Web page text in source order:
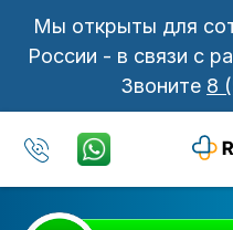
Мы открыты для
России - в связи с
Звоните 8